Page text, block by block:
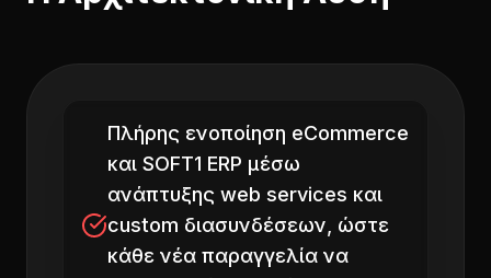
Πλήρης ενοποίηση eCommerce
και SOFT1 ERP μέσω
ανάπτυξης web services και
custom διασυνδέσεων, ώστε
κάθε νέα παραγγελία να